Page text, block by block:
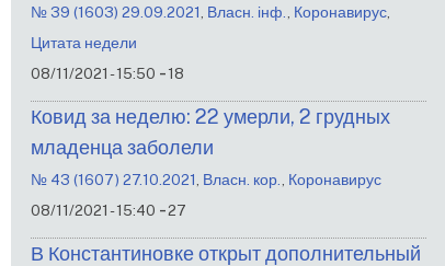
№ 39 (1603) 29.09.2021 Власн. інф. Коронавирус
Цитата недели
08/11/2021 - 15:50 -18
Ковид за неделю: 22 умерли, 2 грудных
младенца заболели
№ 43 (1607) 27.10.2021 Власн. кор.
Коронавирус
08/11/2021 - 15:40 -27
В Константиновке открыт дополнительный